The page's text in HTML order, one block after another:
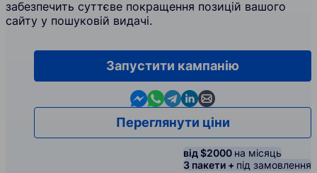
забезпечить суттєве покращення позицій вашого
сайту у пошуковій видачі.
Запустити кампанію
Contact us in Messenger
Contact us in WhatsApp
Contact us in Telegram
Contact us in Linkedin
Contact us by email
Переглянути ціни
від $2000 на місяць
3 пакети + під замовлення